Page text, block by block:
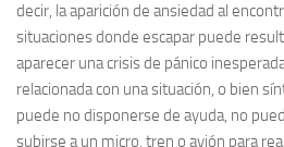
decir, la aparición de ansiedad al
situaciones donde escapar puede
aparecer una crisis de pánico
relacionada con una situación, o bien
puede no disponerse de ayuda, no
subirse a un micro, tren o avión para